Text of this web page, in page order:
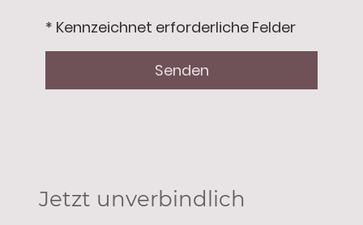
* Kennzeichnet erforderliche Felder
Senden
Jetzt unverbindlich